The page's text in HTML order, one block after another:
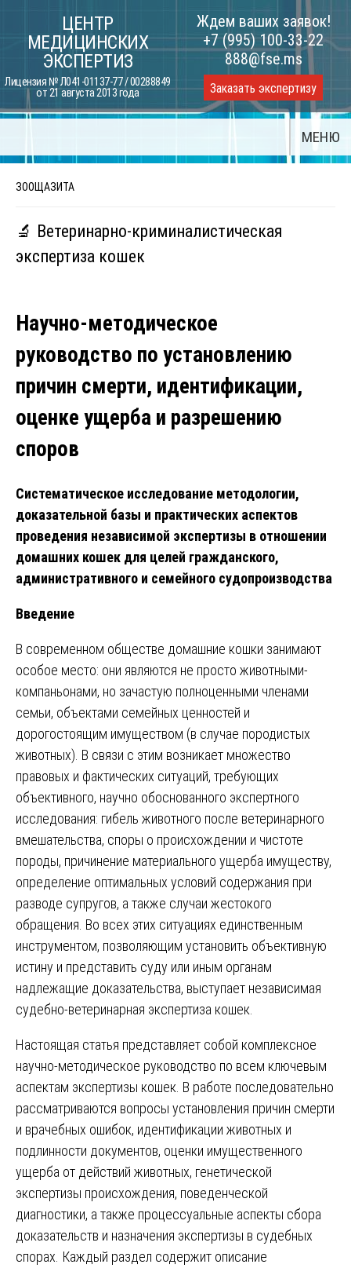
content
ЦЕНТР
МЕДИЦИНСКИХ
ЭКСПЕРТИЗ
Лицензия № Л041-01137-77 / 00288849
от 21 августа 2013 года
Ждем ваших заявок!
+7 (995) 100-33-22
888@fse.ms
Заказать экспертизу
МЕНЮ
ЗООЩАЗИТА
🔬 Ветеринарно-криминалистическая
экспертиза кошек
Научно-методическое
руководство по установлению
причин смерти, идентификации,
оценке ущерба и разрешению
споров
Систематическое исследование методологии,
доказательной базы и практических аспектов
проведения независимой экспертизы в отношении
домашних кошек для целей гражданского,
административного и семейного судопроизводства
Введение
В современном обществе домашние кошки занимают
особое место: они являются не просто животными-
компаньонами, но зачастую полноценными членами
семьи, объектами семейных ценностей и
дорогостоящим имуществом (в случае породистых
животных). В связи с этим возникает множество
правовых и фактических ситуаций, требующих
объективного, научно обоснованного экспертного
исследования: гибель животного после ветеринарного
вмешательства, споры о происхождении и чистоте
породы, причинение материального ущерба имуществу,
определение оптимальных условий содержания при
разводе супругов, а также случаи жестокого
обращения. Во всех этих ситуациях единственным
инструментом, позволяющим установить объективную
истину и представить суду или иным органам
надлежащие доказательства, выступает независимая
судебно-ветеринарная экспертиза кошек.
Настоящая статья представляет собой комплексное
научно-методическое руководство по всем ключевым
аспектам экспертизы кошек. В работе последовательно
рассматриваются вопросы установления причин смерти
и врачебных ошибок, идентификации животных и
подлинности документов, оценки имущественного
ущерба от действий животных, генетической
экспертизы происхождения, поведенческой
диагностики, а также процессуальные аспекты сбора
доказательств и назначения экспертизы в судебных
спорах. Каждый раздел содержит описание